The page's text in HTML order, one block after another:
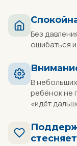
Без
ошибаться
В
ребёнок не
«идёт